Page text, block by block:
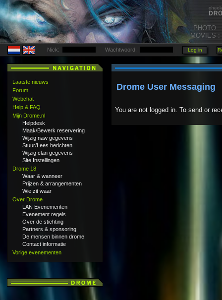
PHOTO :
MOVIES :
Nick: Wachtwoord:
Laatste nieuws
Forum
Webchat
Help & FAQ
Mijn Drome.nl
Helpdesk
Maak/Bewerk reservering
Wijzig naw gegevens
Stuur/Lees berichten
Wijzig clan gegevens
Site Instellingen
Drome 18
Waar & wanneer
Prijzen & arrangementen
Wie zit waar
Over Drome
LAN Evenementen
Evenement regels
Over de stichting
Partners & sponsoring
De mensen binnen drome
Contact informatie
Vorige evenementen
Drome User Messaging
You are not logged in. To send or